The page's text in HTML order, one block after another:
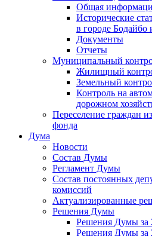
Общая
Исторические
в городе Бодайбо
Документы
Отчеты
Муниципальный
Жилищный
Земельный
Контроль на
дорожном
Переселение граждан
фонда
Дума
Новости
Состав Думы
Регламент Думы
Состав постоянных
комиссий
Актуализированные
Решения Думы
Решения Думы за
Решения Думы за